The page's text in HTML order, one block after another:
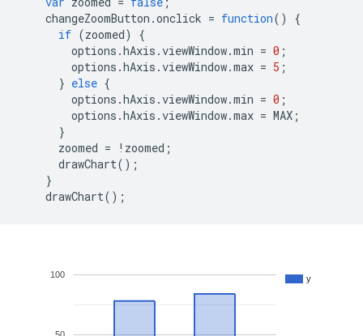
changeZoomButton .onclick = function()
{
if (zoomed)
{
options .hAxis .viewWindow.min = 0 ;
options .hAxis .viewWindow.max = 5 ;
} else {
options .hAxis .viewWindow.min = 0 ;
options .hAxis .viewWindow.max = MAX ;
}
zoomed = ! zoomed ;
drawChart();
}
drawChart();